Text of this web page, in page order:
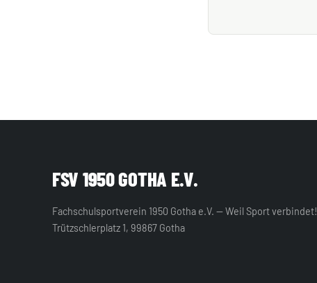
FSV 1950 GOTHA E.V.
Fachschulsportverein 1950 Gotha e.V. — Weil Sport verbindet!
Trützschlerplatz 1, 99867 Gotha